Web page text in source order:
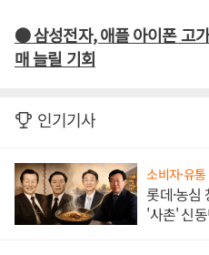
● 삼성전자, 애플 아이폰 고
매 늘릴 기회
인기기사
소비자·유통
롯데·농심
'사촌' 신